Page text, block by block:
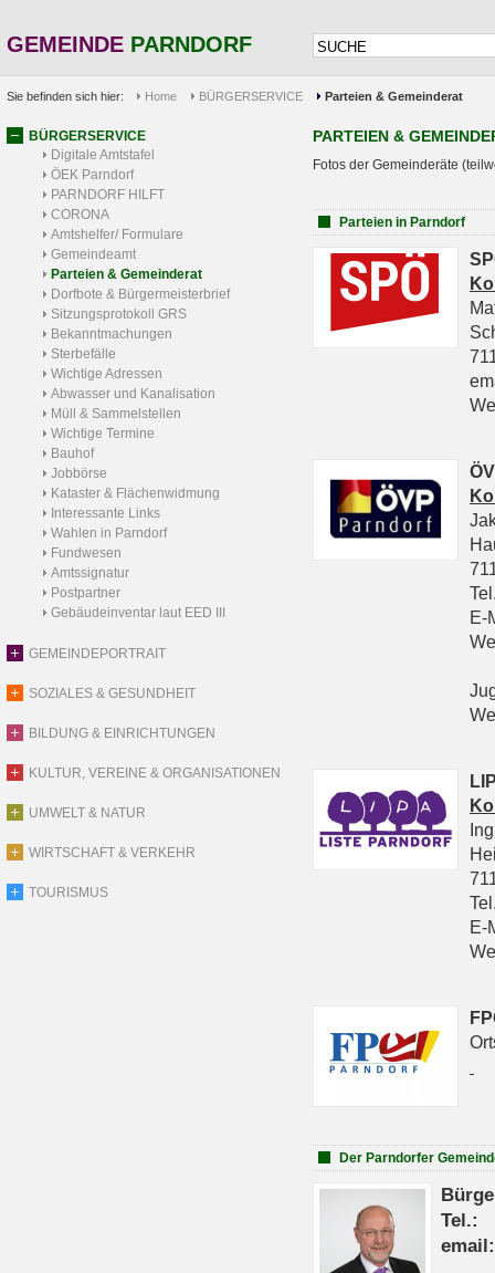
GEMEINDE PARNDORF
Sie befinden sich hier: Home BÜRGERSERVICE Parteien & Gemeinderat
BÜRGERSERVICE
Digitale Amtstafel
ÖEK Parndorf
PARNDORF HILFT
CORONA
Amtshelfer/ Formulare
Gemeindeamt
Parteien & Gemeinderat
Dorfbote & Bürgermeisterbrief
Sitzungsprotokoll GRS
Bekanntmachungen
Sterbefälle
Wichtige Adressen
Abwasser und Kanalisation
Müll & Sammelstellen
Wichtige Termine
Bauhof
Jobbörse
Kataster & Flächenwidmung
Interessante Links
Wahlen in Parndorf
Fundwesen
Amtssignatur
Postpartner
Gebäudeinventar laut EED III
GEMEINDEPORTRAIT
SOZIALES & GESUNDHEIT
BILDUNG & EINRICHTUNGEN
KULTUR, VEREINE & ORGANISATIONEN
UMWELT & NATUR
WIRTSCHAFT & VERKEHR
TOURISMUS
PARTEIEN &
Fotos der Gemeinderäte
Parteien in Parndorf
E-
E-
Der Parndorfer